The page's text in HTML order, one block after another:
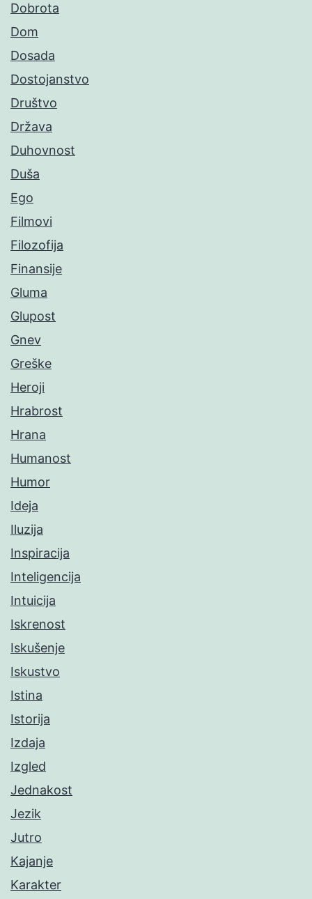
Dobrota
Dom
Dosada
Dostojanstvo
Društvo
Država
Duhovnost
Duša
Ego
Filmovi
Filozofija
Finansije
Gluma
Glupost
Gnev
Greške
Heroji
Hrabrost
Hrana
Humanost
Humor
Ideja
Iluzija
Inspiracija
Inteligencija
Intuicija
Iskrenost
Iskušenje
Iskustvo
Istina
Istorija
Izdaja
Izgled
Jednakost
Jezik
Jutro
Kajanje
Karakter